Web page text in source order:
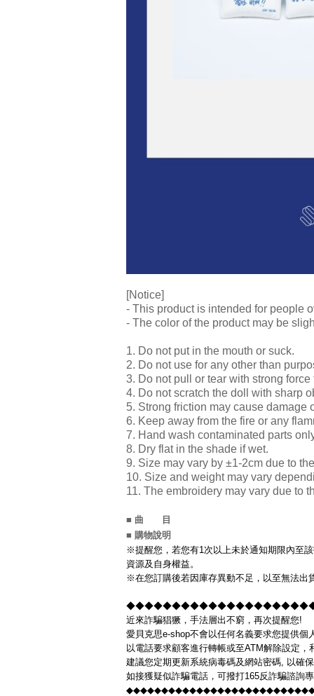
[Notice]
- This product is intended for people
- The color of the product may be
1. Do not put in the mouth or suck.
2. Do not use for any other than
3. Do not pull or tear with strong force
4. Do not scratch the doll with sharp
5. Strong friction may cause damage
6. Keep away from the fire or any
7. Hand wash contaminated parts
8. Dry flat in the shade if wet.
9. Size may vary by ±1-2cm due to
10. Size and weight may vary
11. The embroidery may vary due to
■ 曲 目
■ 購物說明
※提醒您，若您有1次以上未於通知期限內至
資源及自身權益。
※在您訂購後若因庫存異動不足，以至無法出
◆◆◆◆◆◆◆◆◆◆◆◆◆◆◆◆◆◆◆◆◆◆◆◆
近來詐騙猖獗，手法層出不窮，再次提醒您!
愛貝克思e-shop不會以任何名義要求您提供個
以電話要求顧客進行轉帳或至ATM解除設定
建議您定期更新系統病毒碼及網站密碼, 以確
如接獲疑似詐騙電話，可撥打165反詐騙諮詢